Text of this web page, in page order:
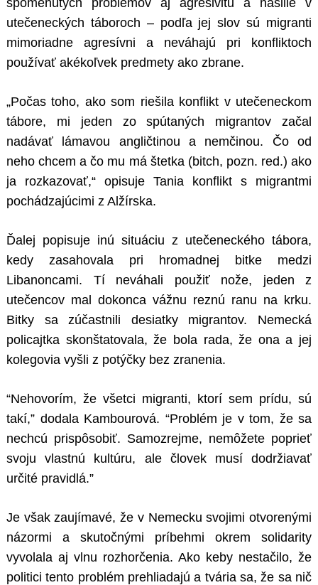
spomenutých problémov aj agresivitu a násilie v
utečeneckých táboroch – podľa jej slov sú migranti
mimoriadne agresívni a neváhajú pri konfliktoch
používať akékoľvek predmety ako zbrane.
„Počas toho, ako som riešila konflikt v utečeneckom
tábore, mi jeden zo spútaných migrantov začal
nadávať lámavou angličtinou a nemčinou. Čo od
neho chcem a čo mu má štetka (bitch, pozn. red.) ako
ja rozkazovať,“ opisuje Tania konflikt s migrantmi
pochádzajúcimi z Alžírska.
Ďalej popisuje inú situáciu z utečeneckého tábora,
kedy zasahovala pri hromadnej bitke medzi
Libanoncami. Tí neváhali použiť nože, jeden z
utečencov mal dokonca vážnu reznú ranu na krku.
Bitky sa zúčastnili desiatky migrantov. Nemecká
policajtka skonštatovala, že bola rada, že ona a jej
kolegovia vyšli z potýčky bez zranenia.
“Nehovorím, že všetci migranti, ktorí sem prídu, sú
takí,” dodala Kambourová. “Problém je v tom, že sa
nechcú prispôsobiť. Samozrejme, nemôžete poprieť
svoju vlastnú kultúru, ale človek musí dodržiavať
určité pravidlá.”
Je však zaujímavé, že v Nemecku svojimi otvorenými
názormi a skutočnými príbehmi okrem solidarity
vyvolala aj vlnu rozhorčenia. Ako keby nestačilo, že
politici tento problém prehliadajú a tvária sa, že sa nič